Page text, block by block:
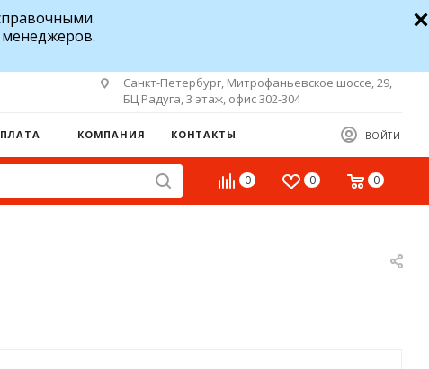
менеджеров.
Санкт-Петербург, Митрофаньевское шоссе, 29,
БЦ Радуга, 3 этаж, офис 302-304
ВОЙТИ
КОМПАНИЯ КОНТАКТЫ
0 0 0